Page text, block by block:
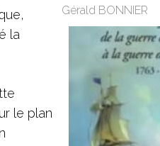
la
le plan
Gérald BONNIER